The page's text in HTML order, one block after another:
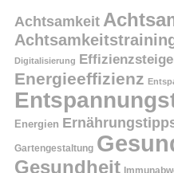
Achtsamkeit
Digitalisierung
Energieeffizienz
Energien
Gartengestaltung
Gesundheit